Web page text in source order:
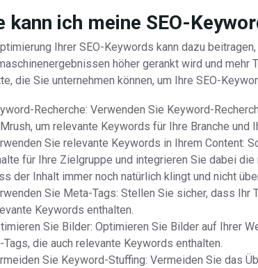
kann ich meine SEO-
Ihrer SEO-Keywords kann dazu
höher gerankt wird und mehr
die Sie unternehmen können, um Ihre SEO-
Recherche: Verwenden Sie Keyword-
um relevante Keywords für Ihre Branche und
Sie relevante Keywords in Ihrem Content:
für Ihre Zielgruppe und integrieren Sie dabei
der Inhalt immer noch natürlich klingt und nicht
Sie Meta-Tags: Stellen Sie sicher, dass Ihr
Keywords enthalten.
Sie Bilder: Optimieren Sie Bilder auf Ihrer
Tags, die auch relevante Keywords enthalten.
Sie Keyword-Stuffing: Vermeiden Sie das